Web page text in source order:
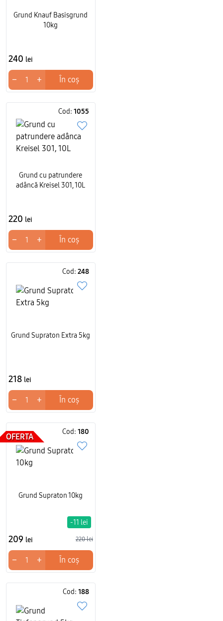
Grund Knauf Basisgrund
10kg
240 lei
− + În coș
Cod: 1055
Grund cu patrundere
adâncă Kreisel 301, 10L
220 lei
− + În coș
Cod: 248
Grund Supraton Extra 5kg
218 lei
− + În coș
OFERTA
Cod: 180
Grund Supraton 10kg
209 lei 220 lei
-11 lei
− + În coș
Cod: 188